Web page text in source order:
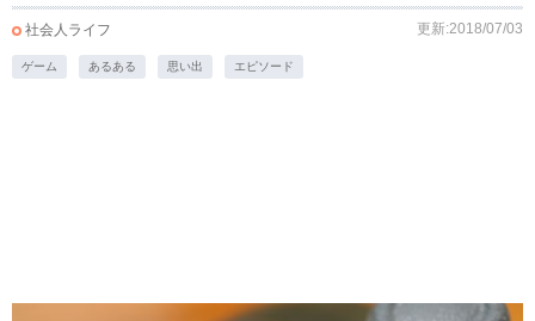
社会人ライフ 更新:2018/07/03
ゲーム あるある 思い出 エピソード